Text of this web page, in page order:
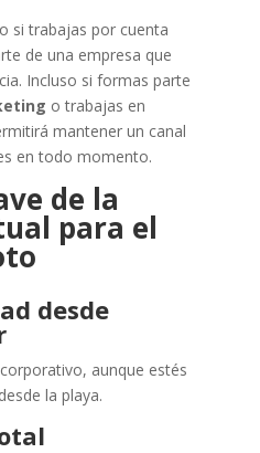
si trabajas por cuenta
de una empresa que
Incluso si formas parte
o trabajas en
mantener un canal
en todo momento.
de la
para el
desde
aunque estés
la playa.